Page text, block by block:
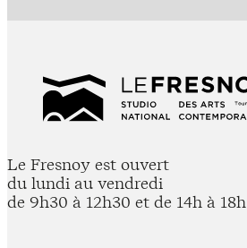
Le Fresnoy est ouvert
du lundi au vendredi
de 9h30 à 12h30 et de 14h à 18h